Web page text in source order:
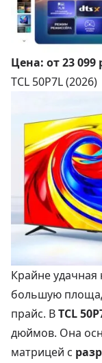
Цена: от 23 099
TCL 50P7L (2026)
Крайне удачная
большую
прайс. ВTCL
дюймов. Она
матрицей с